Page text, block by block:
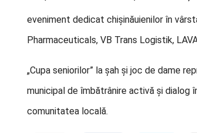
eveniment dedicat chișinăuienilor în
Pharmaceuticals, VB Trans Logistik,
„Cupa seniorilor” la șah și joc de dame
municipal de îmbătrânire activă și dialog
comunitatea locală.